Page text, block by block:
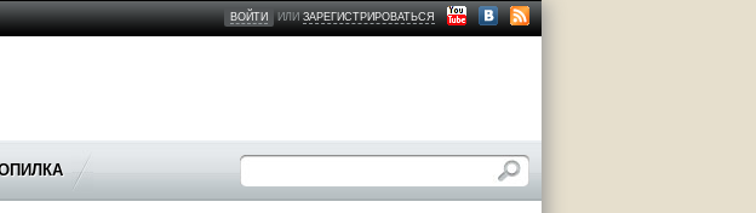
ВОЙТИ ИЛИЗАРЕГИСТРИРОВАТЬСЯ